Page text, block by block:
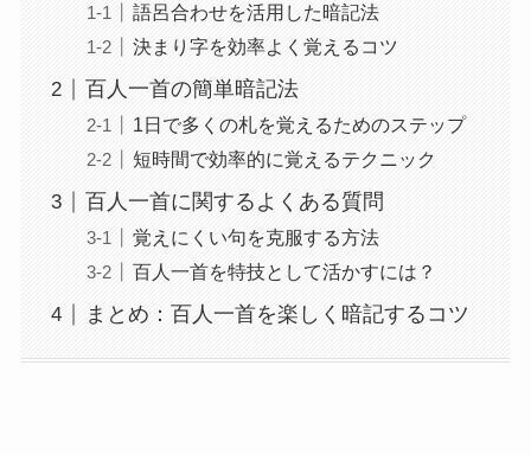
語呂合わせを活用した暗記法
決まり字を効率よく覚えるコツ
百人一首の簡単暗記法
1日で多くの札を覚えるためのステップ
短時間で効率的に覚えるテクニック
百人一首に関するよくある質問
覚えにくい句を克服する方法
百人一首を特技として活かすには？
まとめ：百人一首を楽しく暗記するコツ